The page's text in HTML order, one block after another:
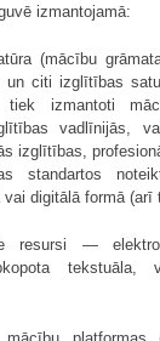
izmantojamā:
(mācību
un citi izglītības
tiek izmantoti
vadlīnijās,
izglītības,
standartos
vai digitālā formā (arī
resursi —
tekstuāla,